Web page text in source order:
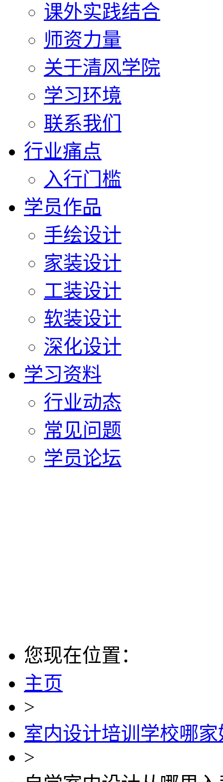
课外实践结合
师资力量
关于清风学院
学习环境
联系我们
行业痛点
入行门槛
学员作品
手绘设计
家装设计
工装设计
软装设计
深化设计
学习资料
行业动态
常见问题
学员论坛
您现在位置：
主页
>
室内设计培训学校哪家
>